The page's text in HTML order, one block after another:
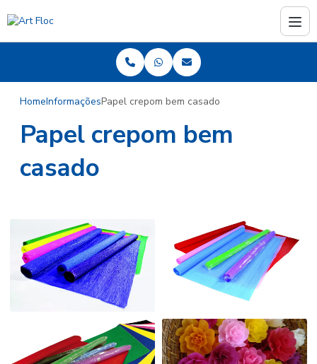
HomeInformaçõesPapel crepom bem casado
Papel crepom bem
casado